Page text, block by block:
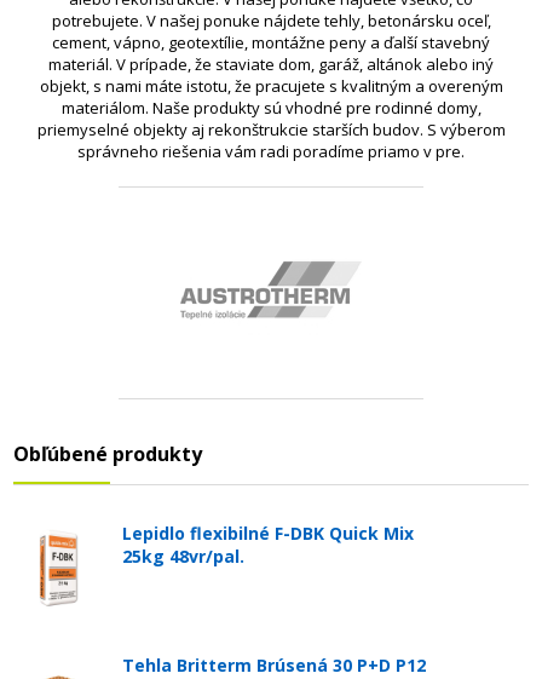
potrebujete. V našej ponuke nájdete tehly, betonársku oceľ,
cement, vápno, geotextílie, montážne peny a ďalší stavebný
materiál. V prípade, že staviate dom, garáž, altánok alebo iný
objekt, s nami máte istotu, že pracujete s kvalitným a overeným
materiálom. Naše produkty sú vhodné pre rodinné domy,
priemyselné objekty aj rekonštrukcie starších budov. S výberom
správneho riešenia vám radi poradíme priamo v pre.
Obľúbené produkty
Lepidlo flexibilné F-DBK Quick Mix
25kg 48vr/pal.
Tehla Britterm Brúsená 30 P+D P12